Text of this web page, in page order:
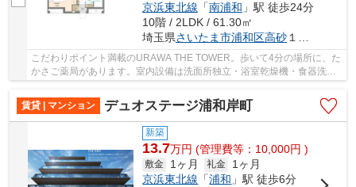
京浜東北線 「南浦和 」駅 徒歩24分
10階 / 2LDK / 61.30㎡
埼玉県さいたま市浦和区高砂１丁目１０-８
こだわりポイント満載のURAWA THE TOWER。歩いて4分の場所に、た
かさご薬局があります。室内設備は洗面所独立・浴室乾燥機・食器洗乾
賃貸 | マンション
デュオステージ浦和岸町
新築
13.7万円 (管理費等：10,000円 )
敷金 1ヶ月 礼金
1ヶ月
京浜東北線 「浦和 」駅 徒歩6分